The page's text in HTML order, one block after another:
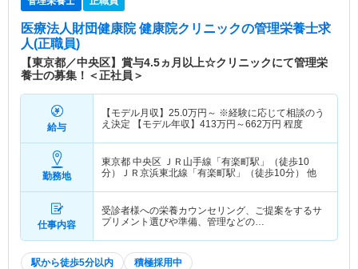
医療法人財団健康院 健康院クリニックの管理栄養士求
人(正職員)
【東京都／中央区】賞与4.5ヵ月以上☆クリニックにて管理栄
養士の募集！＜正社員＞
給与
【モデル月収】 25.0万円～ ※経験に応じて相談のう
え決定 【モデル年収】 413万円～662万円 程度
勤務地
東京都 中央区 ＪＲ山手線「有楽町駅」（徒歩10
分）ＪＲ京浜東北線「有楽町駅」（徒歩10分） 他
仕事内容
受診者様への栄養カウンセリング、ご提案をするサ
プリメント選びや準備、管理などの…
駅から徒歩5分以内 積極採用中